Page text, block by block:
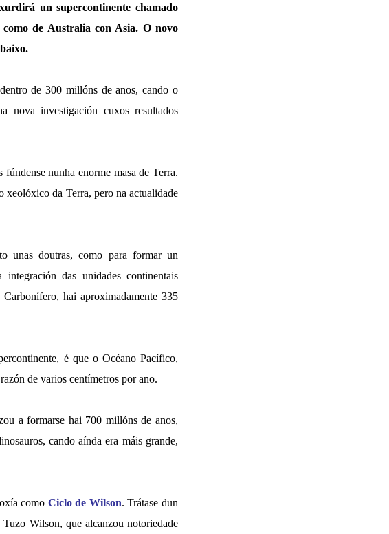
un supercontinente chamado
de Australia con Asia. O novo
de 300 millóns de anos, cando o
nova investigación cuxos resultados
nunha enorme masa de Terra.
xeolóxico da Terra, pero na actualidade
unas doutras, como para formar un
integración das unidades continentais
hai aproximadamente 335
é que o Océano Pacífico,
de varios centímetros por ano.
a formarse hai 700 millóns de anos,
cando aínda era máis grande,
como Ciclo de Wilson. Trátase dun
Wilson, que alcanzou notoriedade